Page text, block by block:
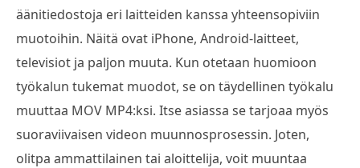
äänitiedostoja eri laitteiden kanssa yhteensopiviin
muotoihin. Näitä ovat iPhone, Android-laitteet,
televisiot ja paljon muuta. Kun otetaan huomioon
työkalun tukemat muodot, se on täydellinen työkalu
muuttaa MOV MP4:ksi. Itse asiassa se tarjoaa myös
suoraviivaisen videon muunnosprosessin. Joten,
olitpa ammattilainen tai aloittelija, voit muuntaa